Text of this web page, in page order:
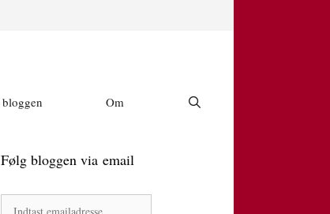
Om
Følg bloggen via email